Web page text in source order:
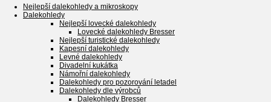
Nejlepší dalekohledy a mikroskopy
Dalekohledy
Nejlepší lovecké dalekohledy
Lovecké dalekohledy Bresser
Nejlepší turistické dalekohledy
Kapesní dalekohledy
Levné dalekohledy
Divadelní kukátka
Námořní dalekohledy
Dalekohledy pro pozorování letadel
Dalekohledy dle výrobců
Dalekohledy Bresser